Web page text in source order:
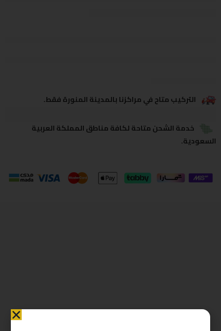
التركيب متاح في مراكزنا بالمدينة المنورة فقط.
خدمة الشحن متاحة لكافة مناطق المملكة العربية
السعودية.